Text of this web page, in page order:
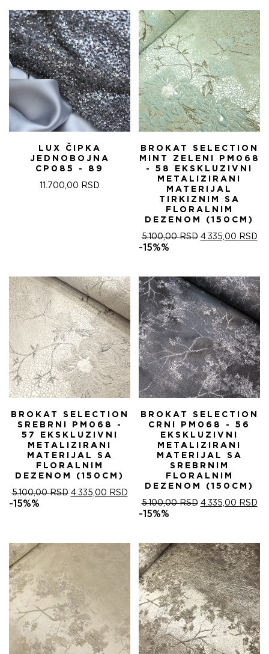
5.100,00 RSD.
LUX ČIPKA
JEDNOBOJNA
CP085 - 89
11.700,00 RSD
BROKAT SELECTION
MINT ZELENI PM068
- 58 EKSKLUZIVNI
METALIZIRANI
MATERIJAL
TIRKIZNIM SA
FLORALNIM
DEZENOM (150CM)
5.100,00RSD ОРИГИНАЛНА
5.100,00 RSD.
4.335,00 RSD
-15%%
BROKAT SELECTION
SREBRNI PM068 -
57 EKSKLUZIVNI
METALIZIRANI
MATERIJAL SA
FLORALNIM
DEZENOM (150CM)
5.100,00RSD ОРИГИНАЛНА
4.335,00 RSDТРЕНУТНА
ЦЕНА
-15%%
BROKAT SELECTION
CRNI PM068 - 56
EKSKLUZIVNI
METALIZIRANI
MATERIJAL SA
SREBRNIM
FLORALNIM
DEZENOM (150CM)
5.100,00RSD ОРИГИНАЛНА
5.100,00 RSD.
4.335,00 RSD
-15%%